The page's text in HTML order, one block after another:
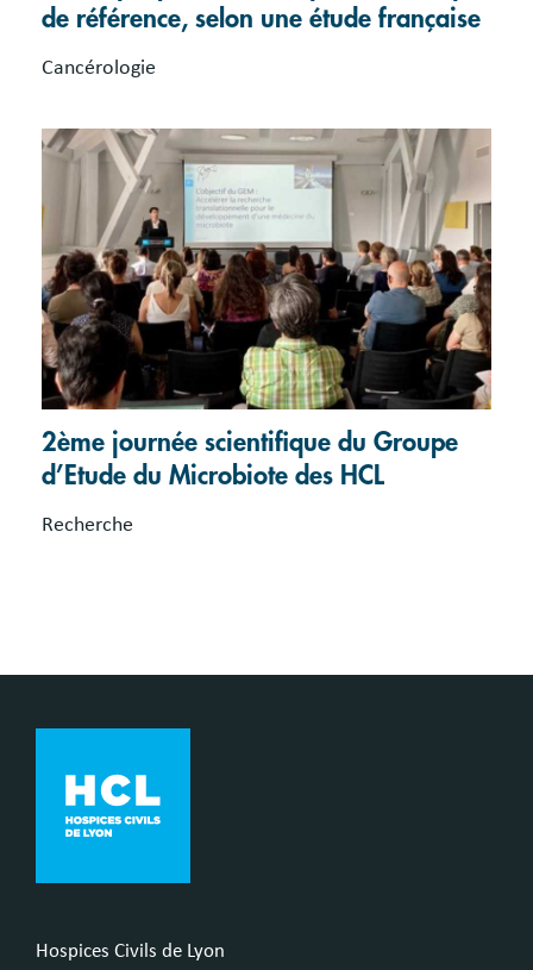
de référence, selon une étude française
Cancérologie
2ème journée scientifique du Groupe
d’Etude du Microbiote des HCL
Recherche
Hospices Civils de Lyon